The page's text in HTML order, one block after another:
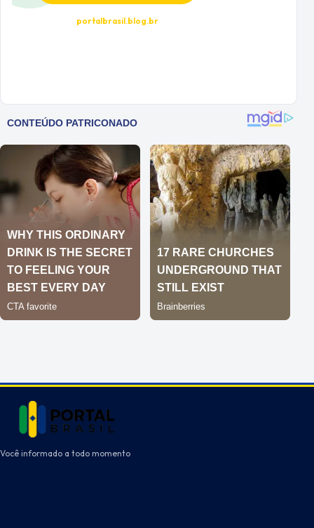
portalbrasil.blog.br
Você informado a todo momento